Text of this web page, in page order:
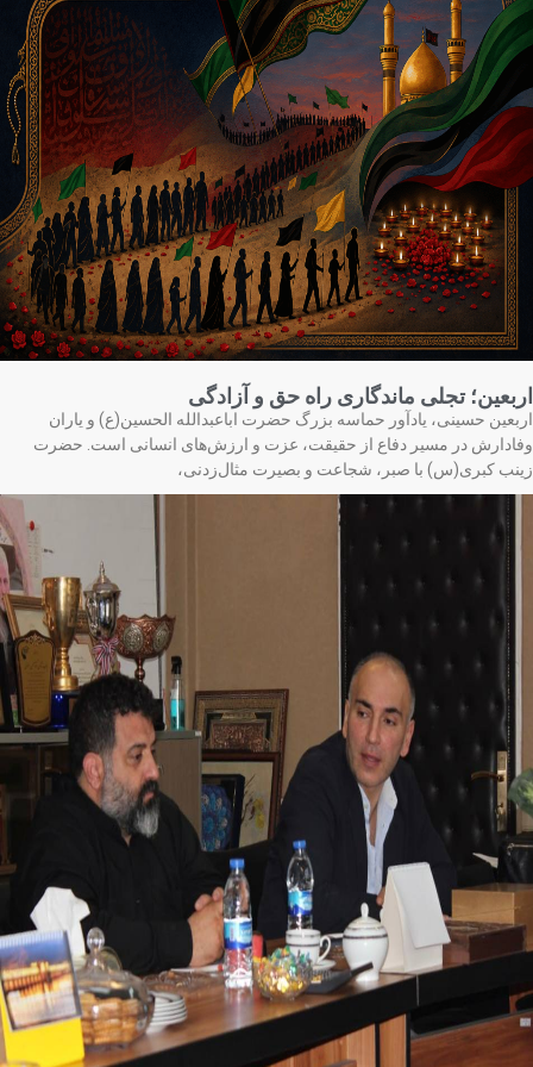
تجلی ماندگاری راه حق و آزادگی
حسینی، یادآور حماسه بزرگ حضرت اباعبدالله الحسین(ع) و یاران
در مسیر دفاع از حقیقت، عزت و ارزش‌های انسانی است. حضرت
کبری(س) با صبر، شجاعت و بصیرت مثال‌زدنی،